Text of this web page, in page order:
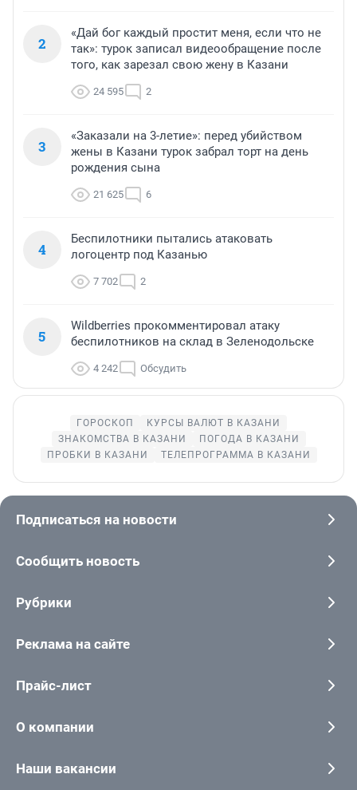
2
«Дай бог каждый простит меня, если что не
так»: турок записал видеообращение после
того, как зарезал свою жену в Казани
24 595 2
3
«Заказали на 3-летие»: перед убийством
жены в Казани турок забрал торт на день
рождения сына
21 625 6
4
Беспилотники пытались атаковать
логоцентр под Казанью
7 702 2
5
Wildberries прокомментировал атаку
беспилотников на склад в Зеленодольске
4 242 Обсудить
ГОРОСКОП
КУРСЫ ВАЛЮТ В КАЗАНИ
ЗНАКОМСТВА В КАЗАНИ
ПОГОДА В КАЗАНИ
ПРОБКИ В КАЗАНИ
ТЕЛЕПРОГРАММА В КАЗАНИ
Подписаться на новости
Сообщить новость
Рубрики
Реклама на сайте
Прайс-лист
О компании
Наши вакансии